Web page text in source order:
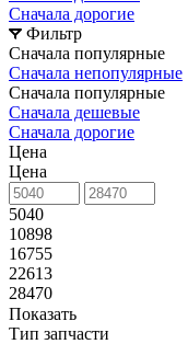
Сначала дорогие
Фильтр
Сначала популярные
Сначала непопулярные
Сначала популярные
Сначала дешевые
Сначала дорогие
Цена
Цена
5040
10898
16755
22613
28470
Показать
Тип запчасти